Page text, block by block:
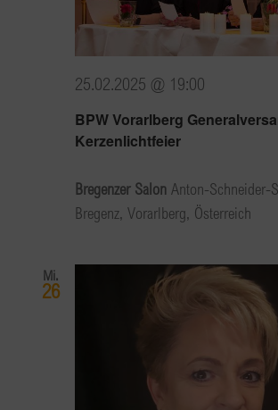
BPW Vorarlberg
Kerzenlichtfeier
25.02.2025 @ 19:00
Bregenzer Salon Anton-Schneider-
Bregenz, Vorarlberg, Österreich
Mi.
26